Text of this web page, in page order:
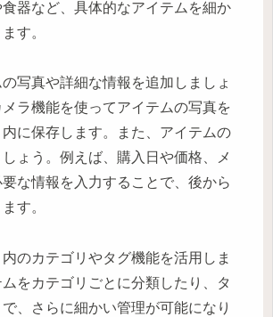
器など、具体的なアイテムを細か
す。
写真や詳細な情報を追加しましょ
ラ機能を使ってアイテムの写真を
に保存します。また、アイテムの
ょう。例えば、購入日や価格、メ
な情報を入力することで、後から
す。
のカテゴリやタグ機能を活用しま
をカテゴリごとに分類したり、タ
、さらに細かい管理が可能になり